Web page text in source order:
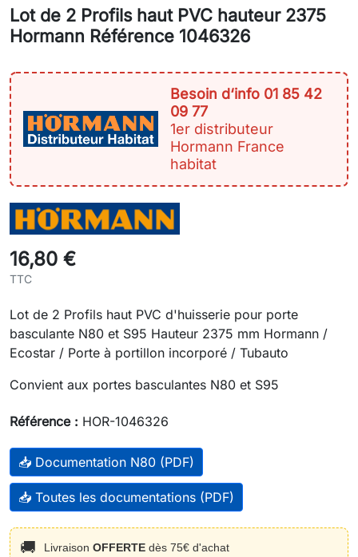
Lot de 2 Profils haut PVC hauteur 2375
Hormann Référence 1046326
Besoin d‘info 01 85 42
09 77
1er distributeur
Hormann France
habitat
16,80 €
TTC
Lot de 2 Profils haut PVC d'huisserie pour porte
basculante N80 et S95 Hauteur 2375 mm Hormann /
Ecostar / Porte à portillon incorporé / Tubauto
Convient aux portes basculantes N80 et S95
Référence : HOR-1046326
📥 Documentation N80 (PDF)
📥 Toutes les documentations (PDF)
🚚 Livraison OFFERTE dès 75€ d'achat